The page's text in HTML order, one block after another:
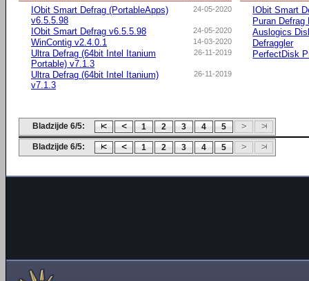
24-05-2020
IObit Smart Defrag (PortableApps)
v6.5.5.98
24-05-2020
IObit Smart Defrag v6.5.5.98
14-03-2020
WinContig v2.4.0.1
26-11-2019
Ultra Defrag (64bit Intel Itanium
Portable) v7.1.3
26-11-2019
Ultra Defrag (64bit Intel Itanium)
v7.1.3
IObit Smart
Puran Defrag
Auslogics
Defraggler
PerfectDisk
Bladzijde 6/5: 1 2 3 4 5
Bladzijde 6/5: 1 2 3 4 5